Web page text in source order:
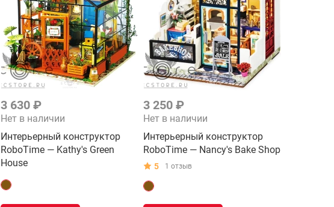
3 630 ₽
Нет в наличии
Интерьерный конструктор
RoboTime — Kathy's Green
House
3 250 ₽
Нет в наличии
Интерьерный конструктор
RoboTime — Nancy's Bake Shop
5 1 отзыв